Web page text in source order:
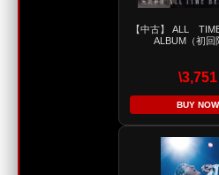
【中古】 ALL
ALBUM（初回
\3,751
BUY NOW